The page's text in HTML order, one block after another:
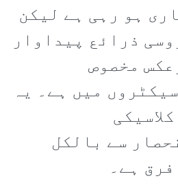
ہو رہی ہے لیکن
ذرائع پیداوار
مخصوص
میں ہے۔ یہ
سے بالکل
ہے۔